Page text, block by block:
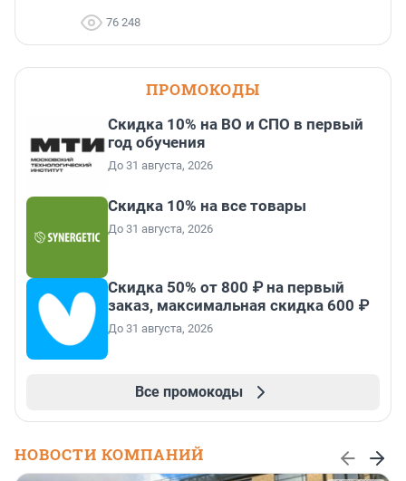
76 248
ПРОМОКОДЫ
Скидка 10% на ВО и СПО в первый
год обучения
До 31 августа, 2026
Скидка 10% на все товары
До 31 августа, 2026
Скидка 50% от 800 ₽ на первый
заказ, максимальная скидка 600 ₽
До 31 августа, 2026
Все промокоды
НОВОСТИ КОМПАНИЙ